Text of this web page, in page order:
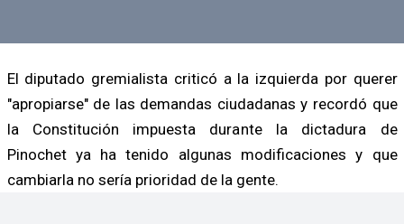
El diputado gremialista criticó a la izquierda por querer
"apropiarse" de las demandas ciudadanas y recordó que
la Constitución impuesta durante la dictadura de
Pinochet ya ha tenido algunas modificaciones y que
cambiarla no sería prioridad de la gente.